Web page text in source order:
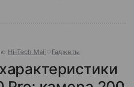
Hi-Tech Mail Гаджеты